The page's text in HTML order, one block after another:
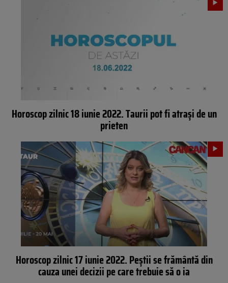
Horoscop zilnic 18 iunie 2022. Taurii pot fi atrași de un
prieten
Horoscop zilnic 17 iunie 2022. Peștii se frământă din
cauza unei decizii pe care trebuie să o ia